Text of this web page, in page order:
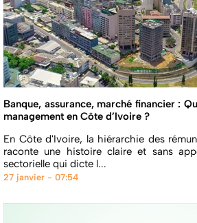
Banque, assurance, marché financier :
management en Côte d’Ivoire ?
En Côte d'Ivoire, la hiérarchie des
raconte une histoire claire et sans
sectorielle qui dicte l...
27 janvier - 07:54